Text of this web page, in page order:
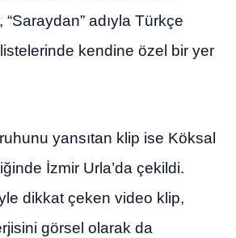
adıyla Türkçe
kendine özel bir yer
yansıtan klip ise Köksal
İzmir Urla’da çekildi.
dikkat çeken video klip,
görsel olarak da